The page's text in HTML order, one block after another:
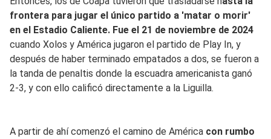
frontera para jugar el único partido a 'matar o morir'
en el Estadio Caliente. Fue el 21 de noviembre de 2024
cuando Xolos y América jugaron el partido de Play In, y
después de haber terminado empatados a dos, se fueron a
la tanda de penaltis donde la escuadra americanista ganó
2-3, y con ello calificó directamente a la Liguilla.
A partir de ahí comenzó el camino de América con rumbo